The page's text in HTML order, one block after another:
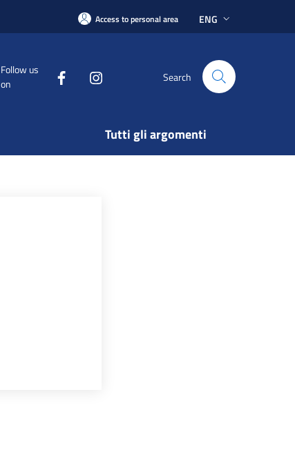
Access to personal area ENG
Follow us
on
Search
Tutti gli argomenti